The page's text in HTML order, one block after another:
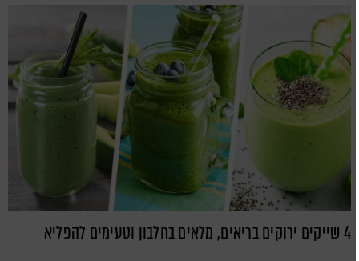
4 שייקים ירוקים בריאים, מלאים בחלבון וטעימים להפליא